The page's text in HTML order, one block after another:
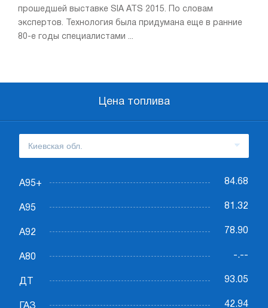
прошедшей выставке SIA ATS 2015. По словам
экспертов. Технология была придумана еще в ранние
80-е годы специалистами ...
Цена топлива
А95+ 84.68
А95 81.32
А92 78.90
А80 -.--
ДТ 93.05
ГАЗ 42.94